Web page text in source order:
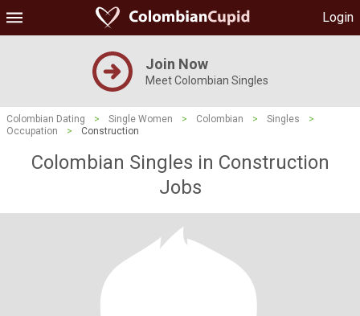
Login
Join Now
Meet Colombian Singles
Colombian Dating > Single Women > Colombian > Singles
>
Occupation
> Construction
Colombian Singles in Construction
Jobs